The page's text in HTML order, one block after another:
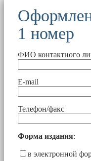
1 номер
ФИО контактного
E-mail
Телефон/факс
Форма издания:
в электронной